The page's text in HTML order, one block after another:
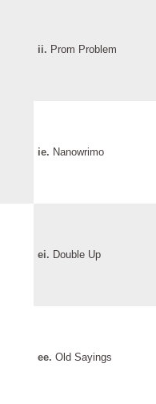
ii. Prom Problem
ie. Nanowrimo
ei. Double Up
ee. Old Sayings